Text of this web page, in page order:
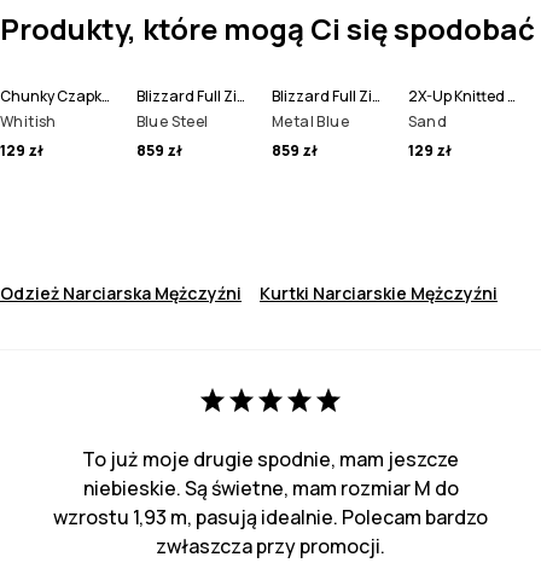
Produkty, które mogą Ci się spodobać
Chunky Czapka Beanie
Whitish
129 zł
Blizzard Full Zip Kurtka Snowboardowa Mężczyźni
Blue Steel
859 zł
Blizzard Full Zip Kurtka Narciarska Mężczyźni
Metal Blue
859 zł
2X-Up Knitted Ochraniacze na Twarz
Sand
129 zł
Odzież Narciarska Mężczyźni Kurtki Narciarskie Mężczyźni
To już moje drugie spodnie, mam jeszcze
niebieskie. Są świetne, mam rozmiar M do
wzrostu 1,93 m, pasują idealnie. Polecam bardzo
zwłaszcza przy promocji.